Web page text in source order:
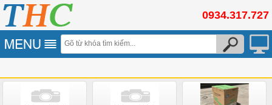
0934.317.727